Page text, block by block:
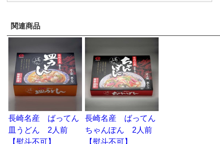
関連商品
長崎名産 ばってん
皿うどん 2人前
【熨斗不可】
長崎名産 ばってん
ちゃんぽん 2人前
【熨斗不可】